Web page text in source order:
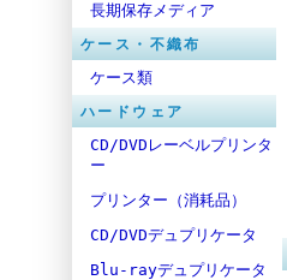
長期保存メディア
ケース・不織布
ケース類
ハードウェア
CD/DVDレーベルプリンタ
ー
プリンター（消耗品）
CD/DVDデュプリケータ
Blu-rayデュプリケータ